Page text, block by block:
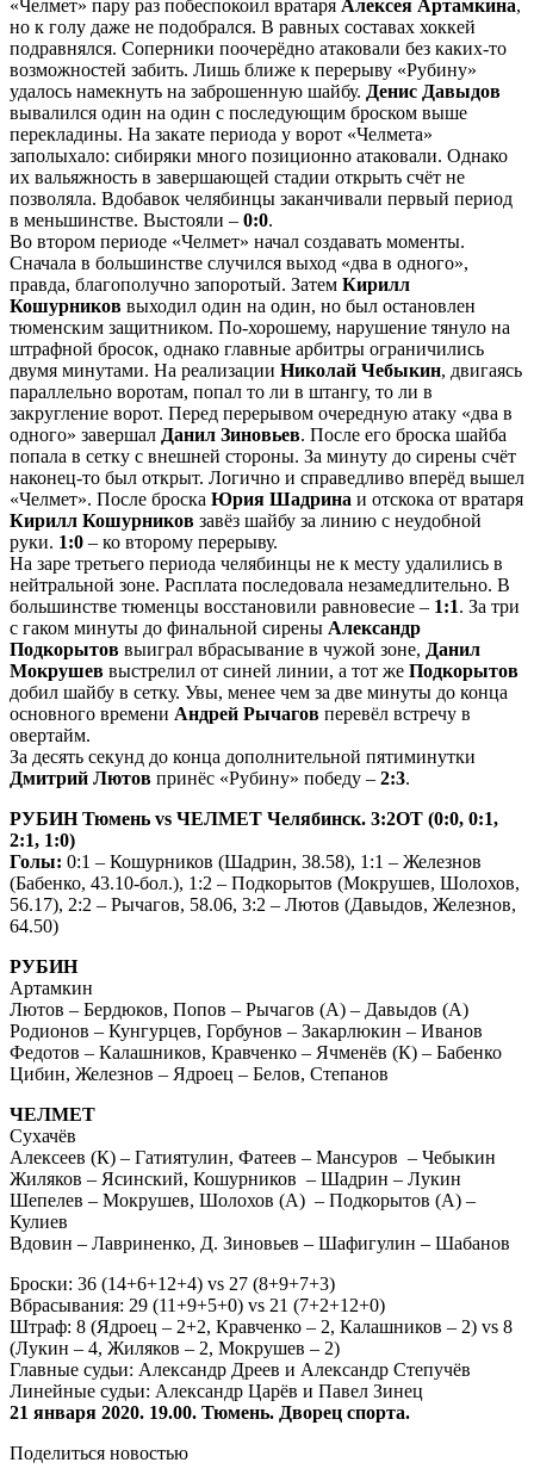
«Челмет» пару раз побеспокоил вратаря Алексея Артамкина,
но к голу даже не подобрался. В равных составах хоккей
подравнялся. Соперники поочерёдно атаковали без каких-то
возможностей забить. Лишь ближе к перерыву «Рубину»
удалось намекнуть на заброшенную шайбу. Денис Давыдов
вывалился один на один с последующим броском выше
перекладины. На закате периода у ворот «Челмета»
заполыхало: сибиряки много позиционно атаковали. Однако
их вальяжность в завершающей стадии открыть счёт не
позволяла. Вдобавок челябинцы заканчивали первый период
в меньшинстве. Выстояли – 0:0.
Во втором периоде «Челмет» начал создавать моменты.
Сначала в большинстве случился выход «два в одного»,
правда, благополучно запоротый. Затем Кирилл
Кошурников выходил один на один, но был остановлен
тюменским защитником. По-хорошему, нарушение тянуло на
штрафной бросок, однако главные арбитры ограничились
двумя минутами. На реализации Николай Чебыкин, двигаясь
параллельно воротам, попал то ли в штангу, то ли в
закругление ворот. Перед перерывом очередную атаку «два в
одного» завершал Данил Зиновьев. После его броска шайба
попала в сетку с внешней стороны. За минуту до сирены счёт
наконец-то был открыт. Логично и справедливо вперёд вышел
«Челмет». После броска Юрия Шадрина и отскока от вратаря
Кирилл Кошурников завёз шайбу за линию с неудобной
руки. 1:0 – ко второму перерыву.
На заре третьего периода челябинцы не к месту удалились в
нейтральной зоне. Расплата последовала незамедлительно. В
большинстве тюменцы восстановили равновесие – 1:1. За три
с гаком минуты до финальной сирены Александр
Подкорытов выиграл вбрасывание в чужой зоне, Данил
Мокрушев выстрелил от синей линии, а тот же Подкорытов
добил шайбу в сетку. Увы, менее чем за две минуты до конца
основного времени Андрей Рычагов перевёл встречу в
овертайм.
За десять секунд до конца дополнительной пятиминутки
Дмитрий Лютов принёс «Рубину» победу – 2:3.
РУБИН Тюмень vs ЧЕЛМЕТ Челябинск. 3:2ОТ (0:0, 0:1,
2:1, 1:0)
Голы: 0:1 – Кошурников (Шадрин, 38.58), 1:1 – Железнов
(Бабенко, 43.10-бол.), 1:2 – Подкорытов (Мокрушев, Шолохов,
56.17), 2:2 – Рычагов, 58.06, 3:2 – Лютов (Давыдов, Железнов,
64.50)
РУБИН
Артамкин
Лютов – Бердюков, Попов – Рычагов (А) – Давыдов (А)
Родионов – Кунгурцев, Горбунов – Закарлюкин – Иванов
Федотов – Калашников, Кравченко – Ячменёв (К) – Бабенко
Цибин, Железнов – Ядроец – Белов, Степанов
ЧЕЛМЕТ
Сухачёв
Алексеев (К) – Гатиятулин, Фатеев – Мансуров – Чебыкин
Жиляков – Ясинский, Кошурников – Шадрин – Лукин
Шепелев – Мокрушев, Шолохов (А) – Подкорытов (А) –
Кулиев
Вдовин – Лавриненко, Д. Зиновьев – Шафигулин – Шабанов
Броски: 36 (14+6+12+4) vs 27 (8+9+7+3)
Вбрасывания: 29 (11+9+5+0) vs 21 (7+2+12+0)
Штраф: 8 (Ядроец – 2+2, Кравченко – 2, Калашников – 2) vs 8
(Лукин – 4, Жиляков – 2, Мокрушев – 2)
Главные судьи: Александр Дреев и Александр Степучёв
Линейные судьи: Александр Царёв и Павел Зинец
21 января 2020. 19.00. Тюмень. Дворец спорта.
Поделиться новостью